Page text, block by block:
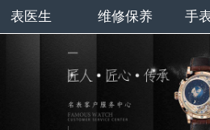
表医生 维修保养 手